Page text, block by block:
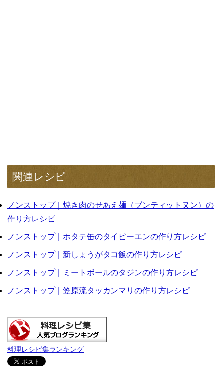
関連レシピ
ノンストップ｜焼き肉のせあえ麺（ブンティットヌン）の
作り方レシピ
ノンストップ｜ホタテ缶のタイピーエンの作り方レシピ
ノンストップ｜新しょうがタコ飯の作り方レシピ
ノンストップ｜ミートボールのタジンの作り方レシピ
ノンストップ｜笠原流タッカンマリの作り方レシピ
料理レシピ集ランキング